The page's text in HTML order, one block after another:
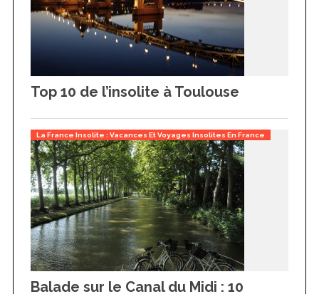
Top 10 de l’insolite à Toulouse
La France Insolite : Vacances Et Voyages Insolites En France
Balade sur le Canal du Midi : 10
c
h
: